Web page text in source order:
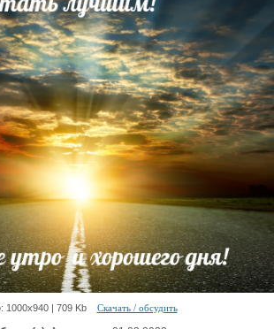
1000х940 | 709 Kb Скачать / обсудить